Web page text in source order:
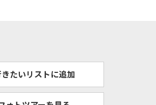
たいリストに追加